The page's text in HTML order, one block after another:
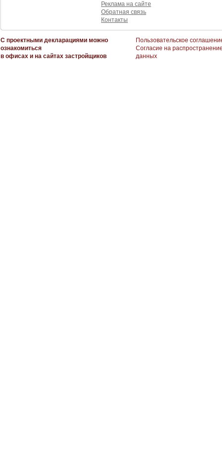
Реклама на сайте
Обратная связь
Контакты
С проектными декларациями можно
ознакомиться
в офисах и на сайтах застройщиков
Пользовательское
Согласие на
данных